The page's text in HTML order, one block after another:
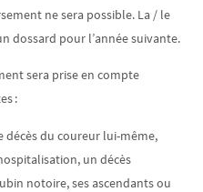
ne sera possible. La / le
dossard pour l’année suivante.
sera prise en compte
:
décès du coureur lui-même,
un décès
notoire, ses ascendants ou